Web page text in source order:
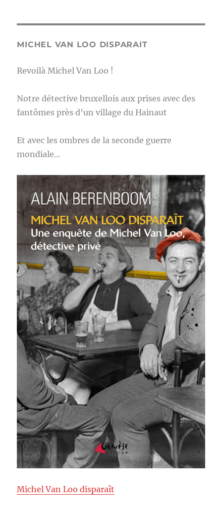
MICHEL VAN LOO DISPARAIT
Revoilà Michel Van Loo !
Notre détective bruxellois aux prises avec des
fantômes près d’un village du Hainaut
Et avec les ombres de la seconde guerre
mondiale…
Michel Van Loo disparaît